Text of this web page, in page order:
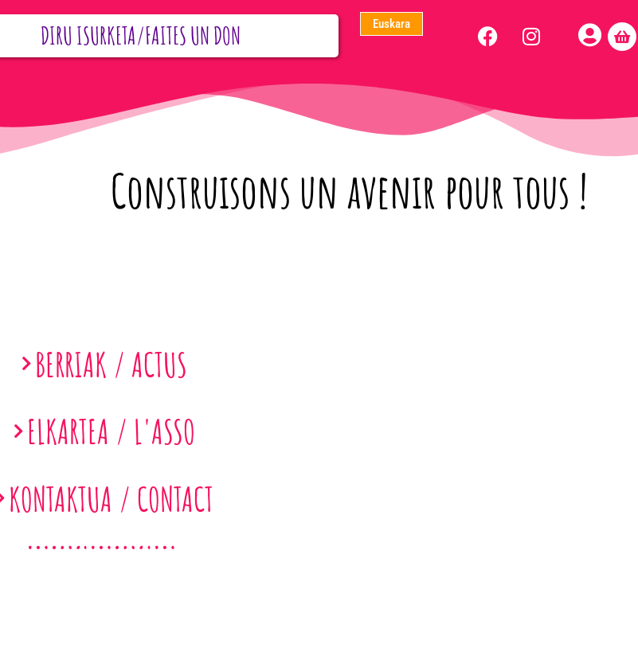
DIRU ISURKETA/FAITES UN DON Euskara
Construisons un avenir pour tous !
BERRIAK / ACTUS
ELKARTEA / L'ASSO
KONTAKTUA / CONTACT